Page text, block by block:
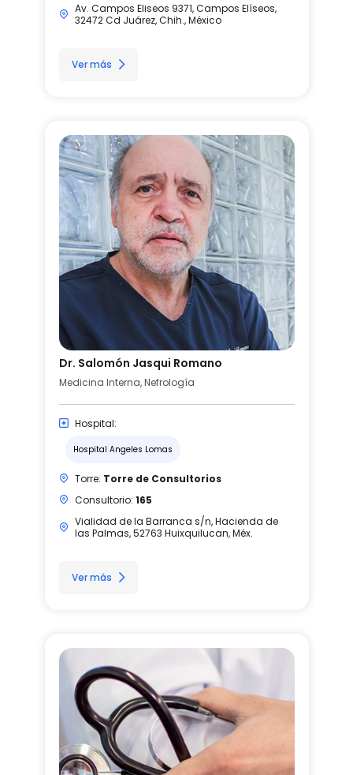
Av. Campos Eliseos 9371, Campos Elíseos,
32472 Cd Juárez, Chih., México
Ver más
Dr. Salomón Jasqui Romano
Medicina Interna, Nefrología
Hospital:
Hospital Angeles Lomas
Torre: Torre de Consultorios
Consultorio: 165
Vialidad de la Barranca s/n, Hacienda de
las Palmas, 52763 Huixquilucan, Méx.
Ver más